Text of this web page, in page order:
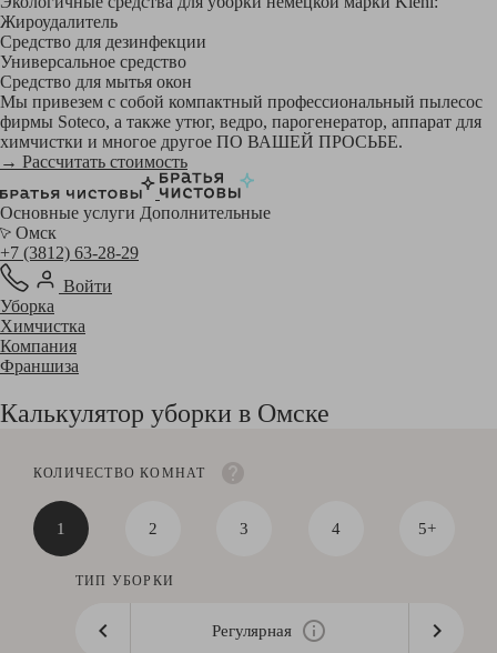
Жироудалитель
Средство для дезинфекции
Универсальное средство
Средство для мытья окон
Мы привезем с собой компактный профессиональный пылесос
фирмы Soteco, а также утюг, ведро, парогенератор, аппарат для
химчистки и многое другое ПО ВАШЕЙ ПРОСЬБЕ.
→ Рассчитать стоимость
Основные услуги Дополнительные
Омск
+7 (3812) 63-28-29
Войти
Уборка
Химчистка
Компания
Франшиза
Калькулятор уборки в Омске
КОЛИЧЕСТВО КОМНАТ
1 2 3 4 5+
ТИП УБОРКИ
Регулярная